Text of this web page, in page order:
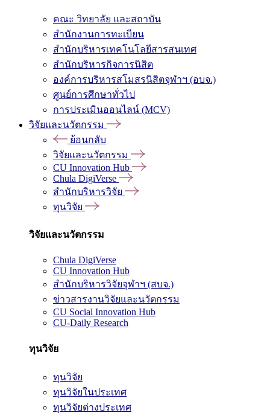
คณะ วิทยาลัย และสถาบัน
สำนักงานการทะเบียน
สำนักบริหารเทคโนโลยีสารสนเทศ
สำนักบริหารกิจการนิสิต
องค์การบริหารสโมสรนิสิตจุฬาฯ (อบจ.)
ศูนย์การศึกษาทั่วไป
การประเมินออนไลน์ (MCV)
วิจัยและนวัตกรรม
ย้อนกลับ
วิจัยและนวัตกรรม
CU Innovation Hub
Chula DigiVerse
สำนักบริหารวิจัย
ทุนวิจัย
วิจัยและนวัตกรรม
Chula DigiVerse
CU Innovation Hub
สำนักบริหารวิจัยจุฬาฯ (สบจ.)
ข่าวสารงานวิจัยและนวัตกรรม
CU Social Innovation Hub
CU-Daily Research
ทุนวิจัย
ทุนวิจัย
ทุนวิจัยในประเทศ
ทุนวิจัยต่างประเทศ